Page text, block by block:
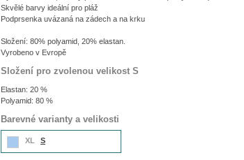
Skvělé barvy ideální pro pláž
Podprsenka uvázaná na zádech a na krku
Složení: 80% polyamid, 20% elastan.
Vyrobeno v Evropě
Složení pro zvolenou velikost S
Elastan: 20 %
Polyamid: 80 %
Barevné varianty a velikosti
XL S